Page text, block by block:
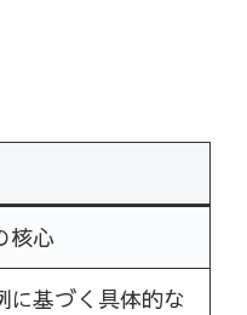
核心
に基づく具体的な